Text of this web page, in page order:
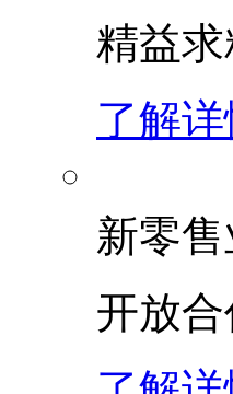
精益求
了解
新零
开放合